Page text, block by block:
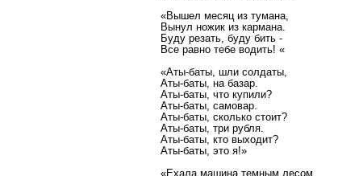
«Вышел месяц из тумана,
Вынул ножик из кармана.
Буду резать, буду бить -
Все равно тебе водить! «
«Аты-баты, шли солдаты,
Аты-баты, на базар.
Аты-баты, что купили?
Аты-баты, самовар.
Аты-баты, сколько стоит?
Аты-баты, три рубля.
Аты-баты, кто выходит?
Аты-баты, это я!»
«Ехала машина темным лесом